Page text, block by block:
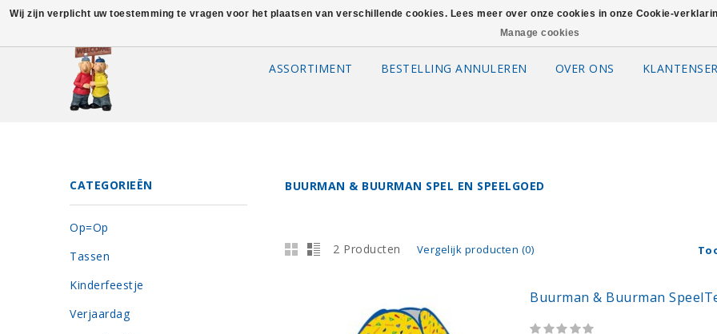
ASSORTIMENT BESTELLING ANNULEREN OVER ONS
BUURMAN & BUURMAN SPEL EN SPEELGOED
2 Producten Vergelijk producten (0)
Buurman & Buurman
CATEGORIEËN
Op=Op
Tassen
Kinderfeestje
Verjaardag
Wij zijn verplicht uw toestemming te vragen voor het plaatsen van verschillende cookies. Lees meer over onze cookies in onze Cookie-
Manage cookies